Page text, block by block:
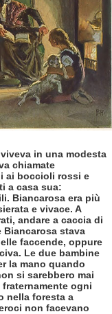
in una modesta
chiamate
ai boccioli rossi e
a casa sua:
Biancarosa era più
e vivace. A
andare a caccia di
Biancarosa stava
faccende, oppure
Le due bambine
la mano quando
si sarebbero mai
ogni
nella foresta a
non facevano